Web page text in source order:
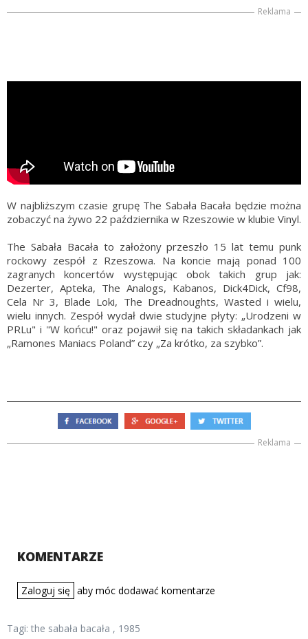
Reklama
W najbliższym czasie grupę The Sabała Bacała będzie można
zobaczyć na żywo 22 października w Rzeszowie w klubie Vinyl.
The Sabała Bacała to założony przeszło 15 lat temu punk
rockowy zespół z Rzeszowa. Na koncie mają ponad 100
zagranych koncertów występując obok takich grup jak:
Dezerter, Apteka, The Analogs, Kabanos, Dick4Dick, Cf98,
Cela Nr 3, Blade Loki, The Dreadnoughts, Wasted i wielu,
wielu innych. Zespół wydał dwie studyjne płyty: „Urodzeni w
PRLu" i "W końcu!" oraz pojawił się na takich składankach jak
„Ramones Maniacs Poland” czy „Za krótko, za szybko”.
Reklama
KOMENTARZE
Zaloguj się aby móc dodawać komentarze
Tagi: the sabała bacała , 1985